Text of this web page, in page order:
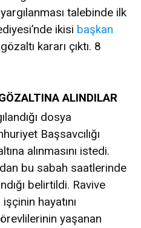
talebinde ilk
ikisi başkan
kararı çıktı. 8
ALINDILAR
dosya
Başsavcılığı
alınmasını istedi.
bu sabah saatlerinde
belirtildi. Ravive
hayatını
yaşanan